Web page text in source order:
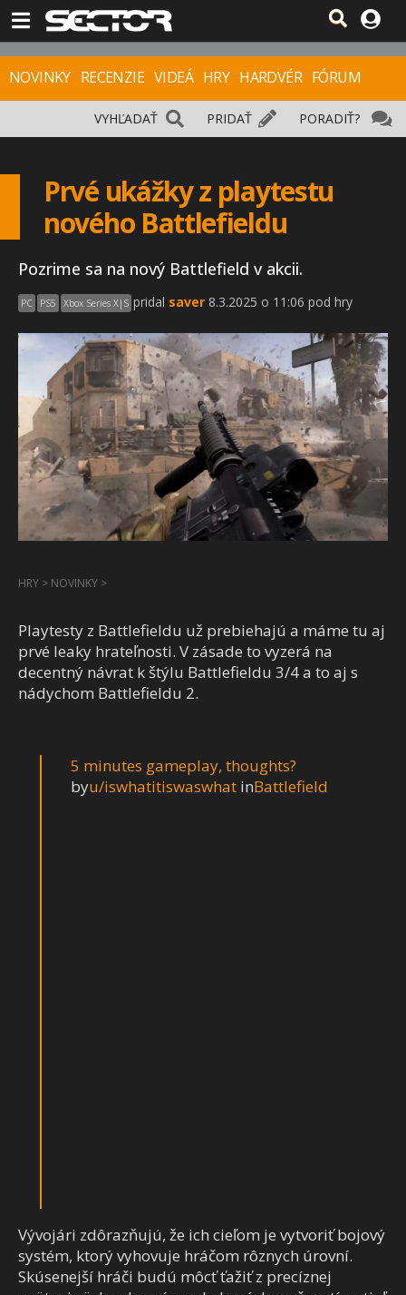
NOVINKY RECENZIE VIDEÁ HRY HARDVÉR FÓRUM
PORADIŤ?
PRIDAŤ
VYHĽADAŤ
Prvé ukážky z playtestu
nového Battlefieldu
Pozrime sa na nový Battlefield v akcii.
PC PS5 Xbox Series X|S pridal saver 8.3.2025 o 11:06 pod hry
HRY > NOVINKY >
Playtesty z Battlefieldu už prebiehajú a máme tu aj
prvé leaky hrateľnosti. V zásade to vyzerá na
decentný návrat k štýlu Battlefieldu 3/4 a to aj s
nádychom Battlefieldu 2.
5 minutes gameplay, thoughts?
byu/iswhatitiswaswhat inBattlefield
Vývojári zdôrazňujú, že ich cieľom je vytvoriť bojový
systém, ktorý vyhovuje hráčom rôznych úrovní.
Skúsenejší hráči budú môcť ťažiť z precíznej